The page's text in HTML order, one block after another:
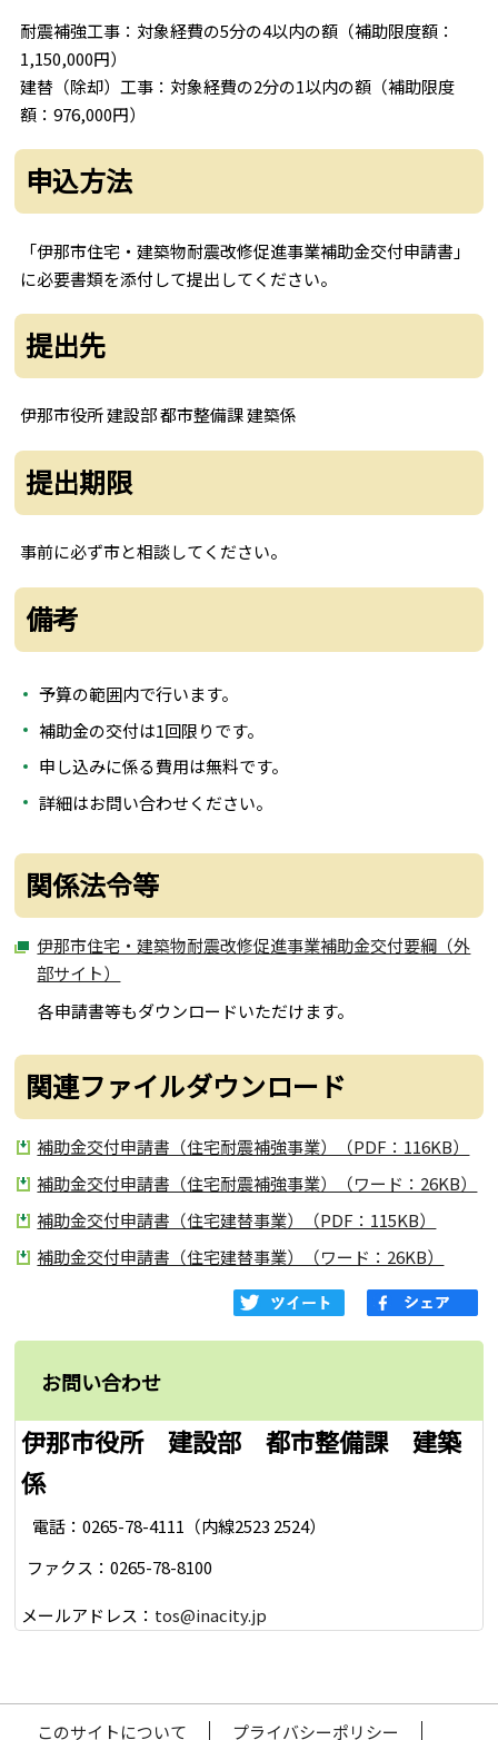
耐震補強工事：対象経費の5分の4以内の額（補助限度額：
1,150,000円）
建替（除却）工事：対象経費の2分の1以内の額（補助限度
額：976,000円）
申込方法
「伊那市住宅・建築物耐震改修促進事業補助金交付申請書」
に必要書類を添付して提出してください。
提出先
伊那市役所 建設部 都市整備課 建築係
提出期限
事前に必ず市と相談してください。
備考
予算の範囲内で行います。
補助金の交付は1回限りです。
申し込みに係る費用は無料です。
詳細はお問い合わせください。
関係法令等
伊那市住宅・建築物耐震改修促進事業補助金交付要綱（外
部サイト）
各申請書等もダウンロードいただけます。
関連ファイルダウンロード
補助金交付申請書（住宅耐震補強事業）（PDF：116KB）
補助金交付申請書（住宅耐震補強事業）（ワード：26KB）
補助金交付申請書（住宅建替事業）（PDF：115KB）
補助金交付申請書（住宅建替事業）（ワード：26KB）
お問い合わせ
伊那市役所 建設部 都市整備課 建築
係
電話：0265-78-4111（内線2523 2524）
ファクス：0265-78-8100
メールアドレス： tos@inacity.jp
このサイトについて プライバシーポリシー